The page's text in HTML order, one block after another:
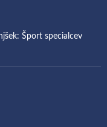
Šport specialcev